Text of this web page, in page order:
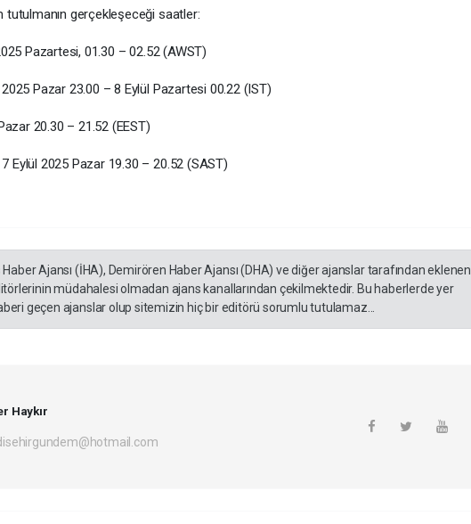
tutulmanın gerçekleşeceği saatler:
Pazartesi, 01.30 – 02.52 (AWST)
Pazar 23.00 – 8 Eylül Pazartesi 00.22 (IST)
20.30 – 21.52 (EEST)
Eylül 2025 Pazar 19.30 – 20.52 (SAST)
Ajansı (İHA), Demirören Haber Ajansı (DHA) ve diğer ajanslar tarafından eklenen
müdahalesi olmadan ajans kanallarından çekilmektedir. Bu haberlerde yer
geçen ajanslar olup sitemizin hiç bir editörü sorumlu tutulamaz...
Haykır